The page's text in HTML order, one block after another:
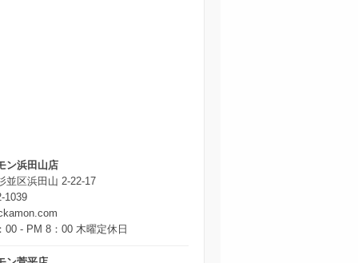
ン浜田山店
並区浜田山 2-22-17
1039
00 - PM 8：00 木曜定休日